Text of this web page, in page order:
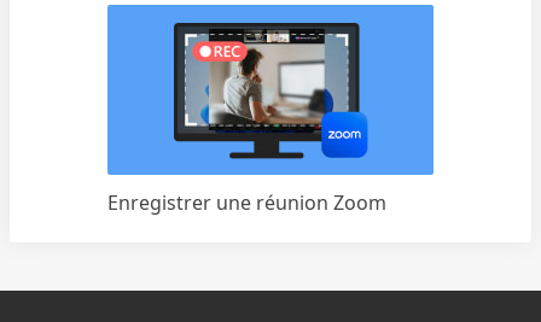
Enregistrer une réunion Zoom